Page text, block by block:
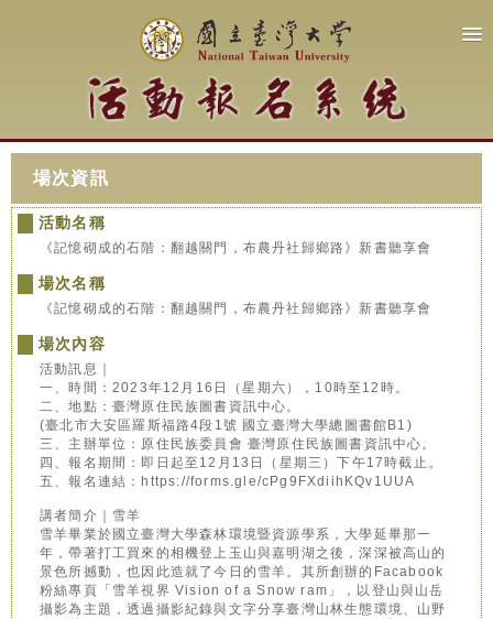
場次資訊
活動名稱
《記憶砌成的石階：翻越關門，布農丹社歸鄉路》新書聽享會
場次名稱
《記憶砌成的石階：翻越關門，布農丹社歸鄉路》新書聽享會
場次內容
活動訊息｜
一、時間：2023年12月16日（星期六），10時至12時。
二、地點：臺灣原住民族圖書資訊中心。
(臺北市大安區羅斯福路4段1號 國立臺灣大學總圖書館B1)
三、主辦單位：原住民族委員會 臺灣原住民族圖書資訊中心。
四、報名期間：即日起至12月13日（星期三）下午17時截止。
五、報名連結：https://forms.gle/cPg9FXdiihKQv1UUA
講者簡介｜雪羊
雪羊畢業於國立臺灣大學森林環境暨資源學系，大學延畢那一
年，帶著打工買來的相機登上玉山與嘉明湖之後，深深被高山的
景色所撼動，也因此造就了今日的雪羊。其所創辦的Facabook
粉絲專頁「雪羊視界 Vision of a Snow ram」，以登山與山岳
攝影為主題，透過攝影紀錄與文字分享臺灣山林生態環境、山野